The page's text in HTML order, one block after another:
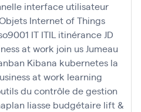
interface utilisateur
Internet of Things
IT ITIL itinérance JD
at work join us Jumeau
Kibana kubernetes la
at work learning
du contrôle de gestion
liasse budgétaire lift &